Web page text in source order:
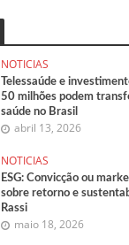
NOTICIAS
Telessaúde e
50 milhões podem
saúde no Brasil
abril 13, 2026
NOTICIAS
ESG: Convicção ou
sobre retorno e
Rassi
maio 18, 2026